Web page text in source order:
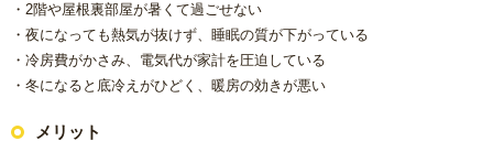
トイレ
システムキッチン
浴室(風呂)
・2階や屋根裏部屋が暑くて過ごせない
・夜になっても熱気が抜けず、睡眠の質が下がっている
・冷房費がかさみ、電気代が家計を圧迫している
・冬になると底冷えがひどく、暖房の効きが悪い
メリット